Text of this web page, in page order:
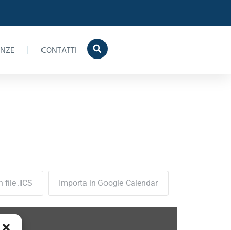
CONTATTI
file .ICS Importa in Google Calendar